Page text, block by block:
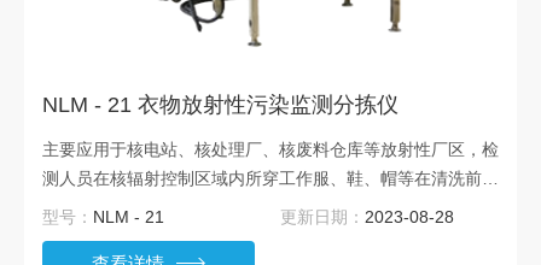
NLM - 21 衣物放射性污染监测分拣仪
主要应用于核电站、核处理厂、核废料仓库等放射性厂区，检
测人员在核辐射控制区域内所穿工作服、鞋、帽等在清洗前是
否受到放射性沾染，以及清洗之后是否仍有放射性物质残留。
型号： NLM - 21 更新日期： 2023-08-28